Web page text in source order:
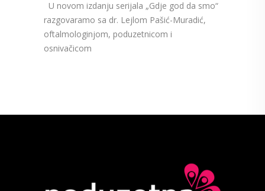
U novom izdanju serijala „Gdje god da smo“
razgovaramo sa dr. Lejlom Pašić-Muradić,
oftalmologinjom, poduzetnicom i
osnivačicom